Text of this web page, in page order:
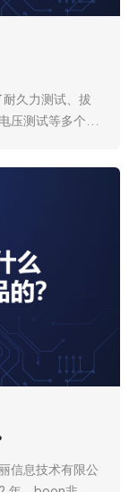
久力测试、拔
压测试等多个维
用过程中的稳定
的电气安全性，
信息技术有限公